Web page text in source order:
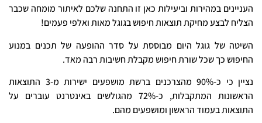
העניינים במהירות וביעילות כאן זו התחנה שלכם לאיתור מומחה שכבר
הצליח לבצע מחיקת תוצאות חיפוש בגוגל מאות ואלפי פעמים!
השיטה של גוגל היום מבוססת על סדר ההופעה של תכנים במנוע
החיפוש כך שכל שורת חיפוש מקבלת חשיבות רבה מאד.
נציין כי כ-90% מהצרכנים ברשת מושפעים ישירות מ-3 התוצאות
הראשונות המתקבלות, כ-72% מהגולשים באינטרנט עוברים על
התוצאות בעמוד הראשון ומושפעים מהם.